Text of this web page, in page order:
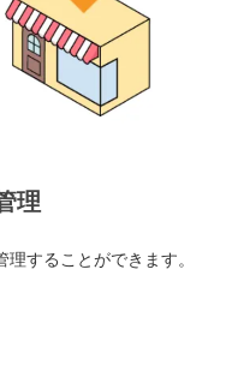
理
することができます。